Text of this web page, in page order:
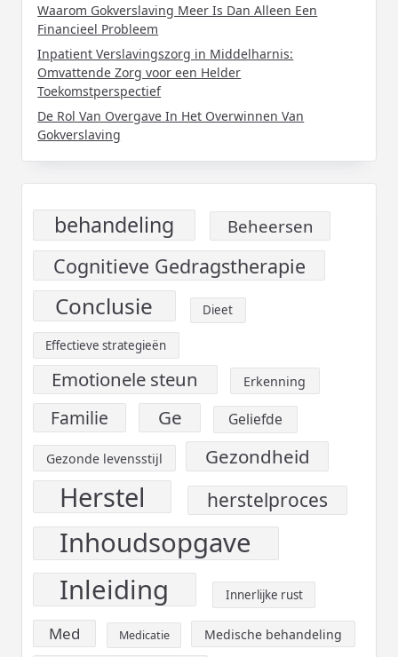
Waarom Gokverslaving Meer Is Dan Alleen Een
Financieel Probleem
Inpatient Verslavingszorg in Middelharnis:
Omvattende Zorg voor een Helder
Toekomstperspectief
De Rol Van Overgave In Het Overwinnen Van
Gokverslaving
behandeling Beheersen
Cognitieve Gedragstherapie
Conclusie Dieet
Effectieve strategieën
Emotionele steun Erkenning
Familie Ge Geliefde
Gezonde levensstijl Gezondheid
Herstel herstelproces
Inhoudsopgave
Inleiding
Innerlijke rust
Med Medicatie Medische behandeling